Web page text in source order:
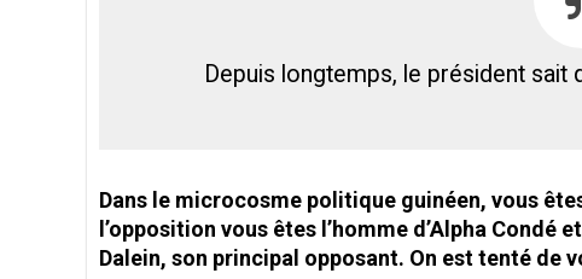
Depuis longtemps, le président sait
Dans le microcosme politique guinéen, vous êtes
l’opposition vous êtes l’homme d’Alpha Condé
Dalein, son principal opposant. On est tenté de